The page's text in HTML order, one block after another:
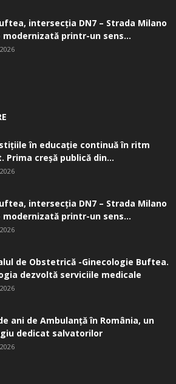
intersecţia DN7 – Strada Milano
modernizată printr-un sens...
în educație continuă în ritm
Prima creşă publică din...
intersecţia DN7 – Strada Milano
modernizată printr-un sens...
de Obstetrică -Ginecologie Buftea.
dezvoltă serviciile medicale
ani de Ambulanță în România, un
dedicat salvatorilor